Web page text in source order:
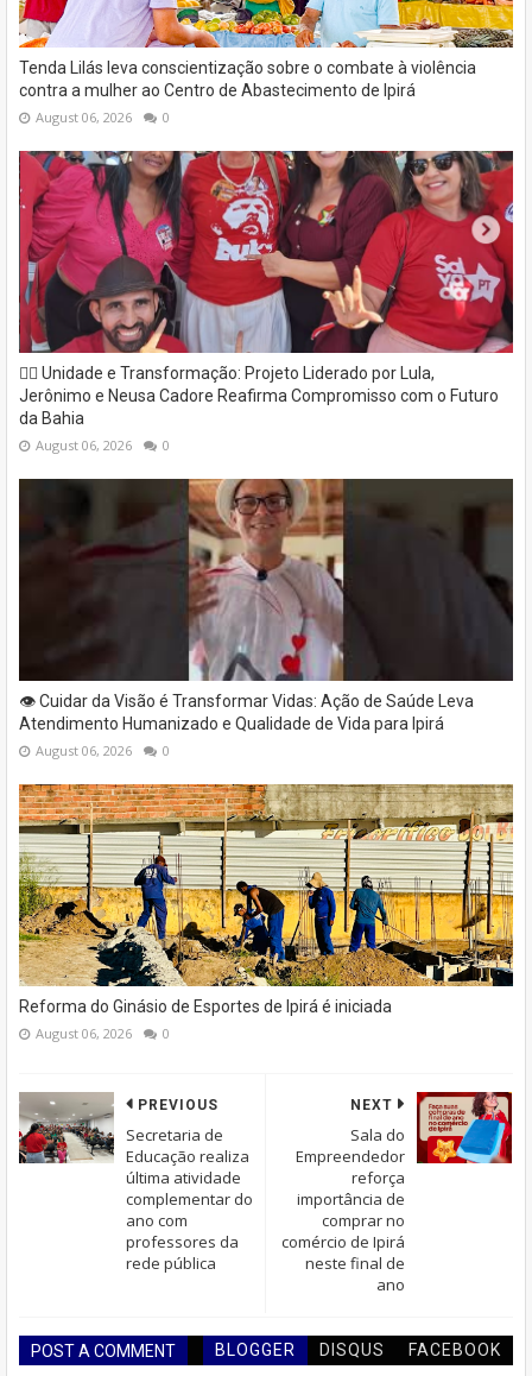
Tenda Lilás leva conscientização sobre o combate à violência
contra a mulher ao Centro de Abastecimento de Ipirá
August 06, 2026 0
✊🏽 Unidade e Transformação: Projeto Liderado por Lula,
Jerônimo e Neusa Cadore Reafirma Compromisso com o Futuro
da Bahia
August 06, 2026 0
👁️ Cuidar da Visão é Transformar Vidas: Ação de Saúde Leva
Atendimento Humanizado e Qualidade de Vida para Ipirá
August 06, 2026 0
Reforma do Ginásio de Esportes de Ipirá é iniciada
August 06, 2026 0
NEXT
Sala do
Empreendedor
reforça
importância de
comprar no
comércio de Ipirá
neste final de
ano
PREVIOUS
Secretaria de
Educação realiza
última atividade
complementar do
ano com
professores da
rede pública
POST A COMMENT BLOGGER DISQUS FACEBOOK